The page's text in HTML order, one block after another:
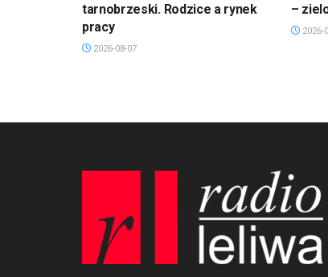
tarnobrzeski. Rodzice a rynek
pracy
2026-08-07
–
2026-